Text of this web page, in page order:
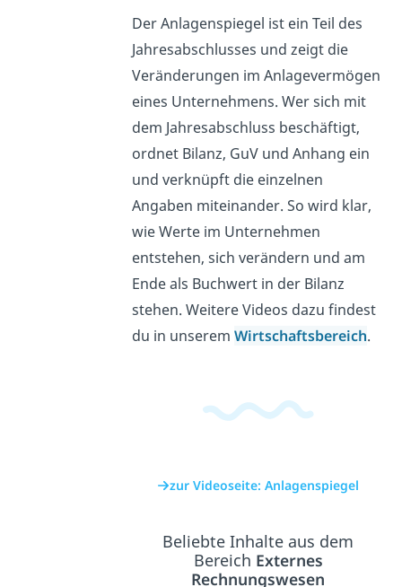
Der Anlagenspiegel ist ein Teil des
Jahresabschlusses und zeigt die
Veränderungen im Anlagevermögen
eines Unternehmens. Wer sich mit
dem Jahresabschluss beschäftigt,
ordnet Bilanz, GuV und Anhang ein
und verknüpft die einzelnen
Angaben miteinander. So wird klar,
wie Werte im Unternehmen
entstehen, sich verändern und am
Ende als Buchwert in der Bilanz
stehen. Weitere Videos dazu findest
du in unseremWirtschaftsbereich.
zur Videoseite: Anlagenspiegel
Beliebte Inhalte aus dem
Bereich Externes
Rechnungswesen